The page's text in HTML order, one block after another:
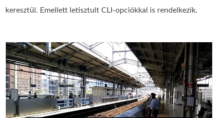
keresztül. Emellett letisztult CLI‑opciókkal is rendelkezik.